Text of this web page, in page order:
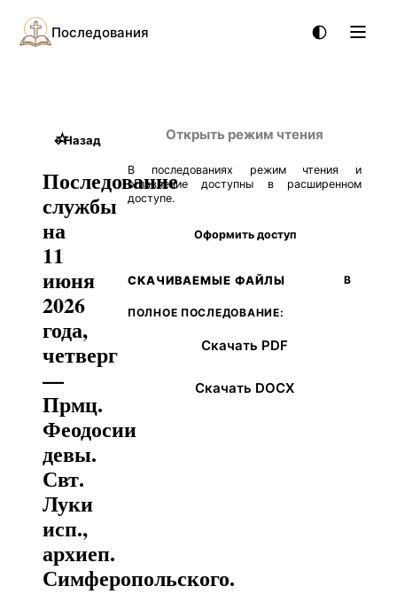
Последования
←Назад
☆
Последование
службы
на
11
июня
2026
года,
четверг
—
Прмц.
Феодосии
девы.
Свт.
Луки
исп.,
архиеп.
Симферопольского.
Открыть режим чтения
В последованиях режим чтения и
оглавление доступны в расширенном
доступе.
Оформить доступ
СКАЧИВАЕМЫЕ ФАЙЛЫ В
ПОЛНОЕ ПОСЛЕДОВАНИЕ:
Скачать PDF
Скачать DOCX